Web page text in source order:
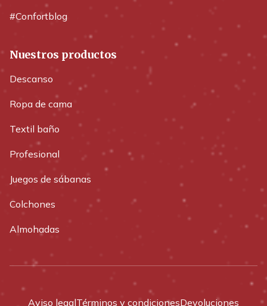
#Confortblog
Nuestros productos
Descanso
Ropa de cama
Textil baño
Profesional
Juegos de sábanas
Colchones
Almohadas
Aviso legalTérminos y condicionesDevoluciones